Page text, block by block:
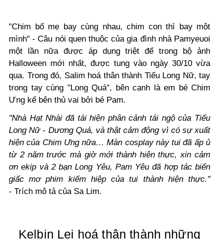
"Chim bố mẹ bay cùng nhau, chim con thì bay một
mình" - Câu nói quen thuộc của gia đình nhà Pamyeuoi
một lần nữa được áp dụng triệt để trong bộ ảnh
Halloween mới nhất, được tung vào ngày 30/10 vừa
qua. Trong đó, Salim hoá thân thành Tiểu Long Nữ, tay
trong tay cùng "Long Quá", bên cạnh là em bé Chim
Ưng kế bên thủ vai bởi bé Pam.
"Nhà Hạt Nhài đã tái hiện phân cảnh tái ngộ của Tiểu
Long Nữ - Dương Quá, và thật cảm động vì có sự xuất
hiện của Chim Ưng nữa… Màn cosplay này tui đã ấp ủ
từ 2 năm trước mà giờ mới thành hiện thực, xin cảm
ơn ekip và 2 bạn Long Yêu, Pam Yêu đã hợp tác biến
giấc mơ phim kiếm hiệp của tui thành hiện thực."
- Trích mô tả của Sa Lim.
Kelbin Lei hoá thân thành những